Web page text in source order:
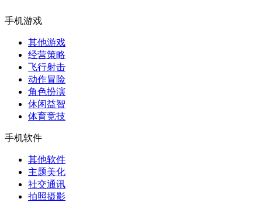
手机游戏
其他游戏
经营策略
飞行射击
动作冒险
角色扮演
休闲益智
体育竞技
手机软件
其他软件
主题美化
社交通讯
拍照摄影